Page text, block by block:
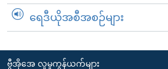
ရေဒီယိုအစီအစဉ်များ
ဗွီအိုအေ လူမှုကွန်ယက်များ